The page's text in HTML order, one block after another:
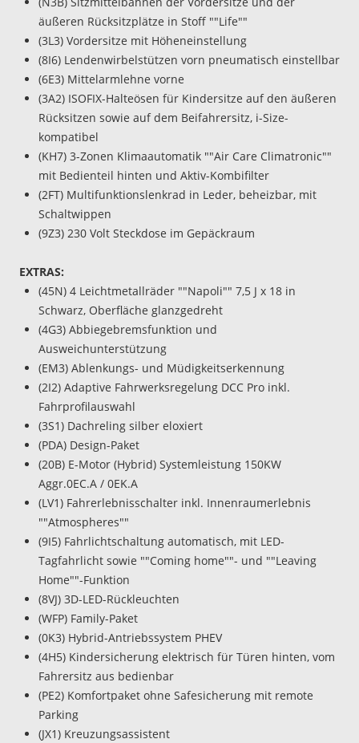
äußeren Rücksitzplätze in Stoff ""Life""
(3L3) Vordersitze mit Höheneinstellung
(8I6) Lendenwirbelstützen vorn pneumatisch einstellbar
(6E3) Mittelarmlehne vorne
(3A2) ISOFIX-Halteösen für Kindersitze auf den äußeren
Rücksitzen sowie auf dem Beifahrersitz, i-Size-
kompatibel
(KH7) 3-Zonen Klimaautomatik ""Air Care Climatronic""
mit Bedienteil hinten und Aktiv-Kombifilter
(2FT) Multifunktionslenkrad in Leder, beheizbar, mit
Schaltwippen
(9Z3) 230 Volt Steckdose im Gepäckraum
EXTRAS:
(45N) 4 Leichtmetallräder ""Napoli"" 7,5 J x 18 in
Schwarz, Oberfläche glanzgedreht
(4G3) Abbiegebremsfunktion und
Ausweichunterstützung
(EM3) Ablenkungs- und Müdigkeitserkennung
(2I2) Adaptive Fahrwerksregelung DCC Pro inkl.
Fahrprofilauswahl
(3S1) Dachreling silber eloxiert
(PDA) Design-Paket
(20B) E-Motor (Hybrid) Systemleistung 150KW
Aggr.0EC.A / 0EK.A
(LV1) Fahrerlebnisschalter inkl. Innenraumerlebnis
""Atmospheres""
(9I5) Fahrlichtschaltung automatisch, mit LED-
Tagfahrlicht sowie ""Coming home""- und ""Leaving
Home""-Funktion
(8VJ) 3D-LED-Rückleuchten
(WFP) Family-Paket
(0K3) Hybrid-Antriebssystem PHEV
(4H5) Kindersicherung elektrisch für Türen hinten, vom
Fahrersitz aus bedienbar
(PE2) Komfortpaket ohne Safesicherung mit remote
Parking
(JX1) Kreuzungsassistent